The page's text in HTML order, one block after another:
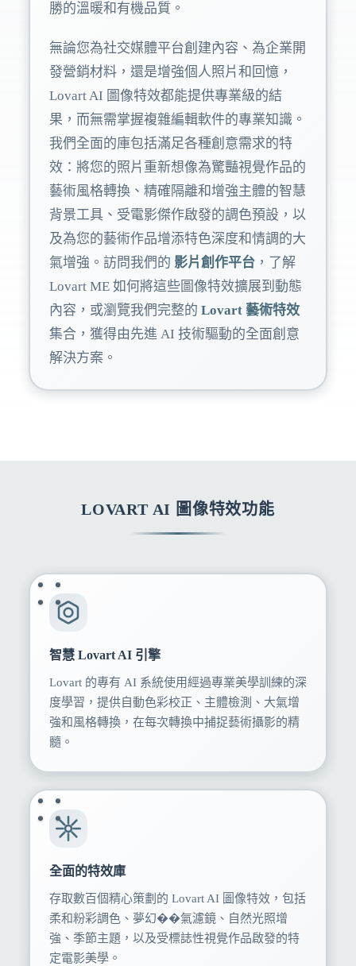
勝的溫暖和有機品質。
無論您為社交媒體平台創建內容、為企業開
發營銷材料，還是增強個人照片和回憶，
Lovart AI 圖像特效都能提供專業級的結
果，而無需掌握複雜編輯軟件的專業知識。
我們全面的庫包括滿足各種創意需求的特
效：將您的照片重新想像為驚豔視覺作品的
藝術風格轉換、精確隔離和增強主體的智慧
背景工具、受電影傑作啟發的調色預設，以
及為您的藝術作品增添特色深度和情調的大
氣增強。訪問我們的 影片創作平台 ，了解
Lovart ME 如何將這些圖像特效擴展到動態
內容，或瀏覽我們完整的 Lovart 藝術特效
集合，獲得由先進 AI 技術驅動的全面創意
解決方案。
LOVART AI 圖像特效功能
智慧 Lovart AI 引擎
Lovart 的專有 AI 系統使用經過專業美學訓練的深
度學習，提供自動色彩校正、主體檢測、大氣增
強和風格轉換，在每次轉換中捕捉藝術攝影的精
髓。
全面的特效庫
存取數百個精心策劃的 Lovart AI 圖像特效，包括
柔和粉彩調色、夢幻��氣濾鏡、自然光照增
強、季節主題，以及受標誌性視覺作品啟發的特
定電影美學。